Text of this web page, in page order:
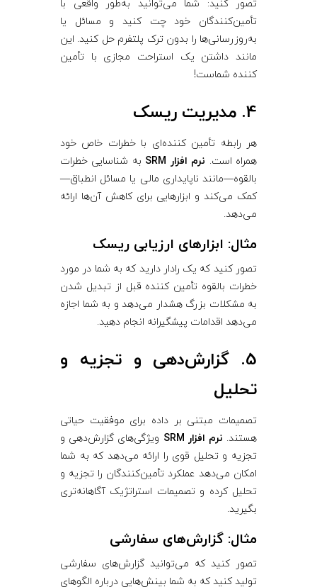
تصور کنید: شما می‌توانید به‌طور واقعی با
تأمین‌کنندگان خود چت کنید و مسائل یا
به‌روزرسانی‌ها را بدون ترک پلتفرم حل کنید. این
مانند داشتن یک استراحت مجازی با تأمین
‌کننده شماست!
4. مدیریت ریسک
هر رابطه تأمین ‌کننده‌ای با خطرات خاص خود
همراه است. نرم‌ افزار SRM
به شناسایی خطرات
بالقوه—مانند ناپایداری مالی یا مسائل انطباق—
کمک می‌کند و ابزارهایی برای کاهش آن‌ها ارائه
می‌دهد.
مثال: ابزارهای ارزیابی ریسک
تصور کنید که یک رادار دارید که به شما در مورد
خطرات بالقوه تأمین ‌کننده قبل از تبدیل شدن
به مشکلات بزرگ هشدار می‌دهد و به شما اجازه
می‌دهد اقدامات پیشگیرانه انجام دهید.
5. گزارش‌دهی و تجزیه و
تحلیل
تصمیمات مبتنی بر داده برای موفقیت حیاتی
هستند. نرم‌ افزار SRM
ویژگی‌های گزارش‌دهی و
تجزیه و تحلیل قوی را ارائه می‌دهد که به شما
امکان می‌دهد عملکرد تأمین‌کنندگان را تجزیه و
تحلیل کرده و تصمیمات استراتژیک آگاهانه‌تری
بگیرید.
مثال: گزارش‌های سفارشی
تصور کنید که می‌توانید گزارش‌های سفارشی
تولید کنید که به شما بینش‌هایی درباره الگوهای